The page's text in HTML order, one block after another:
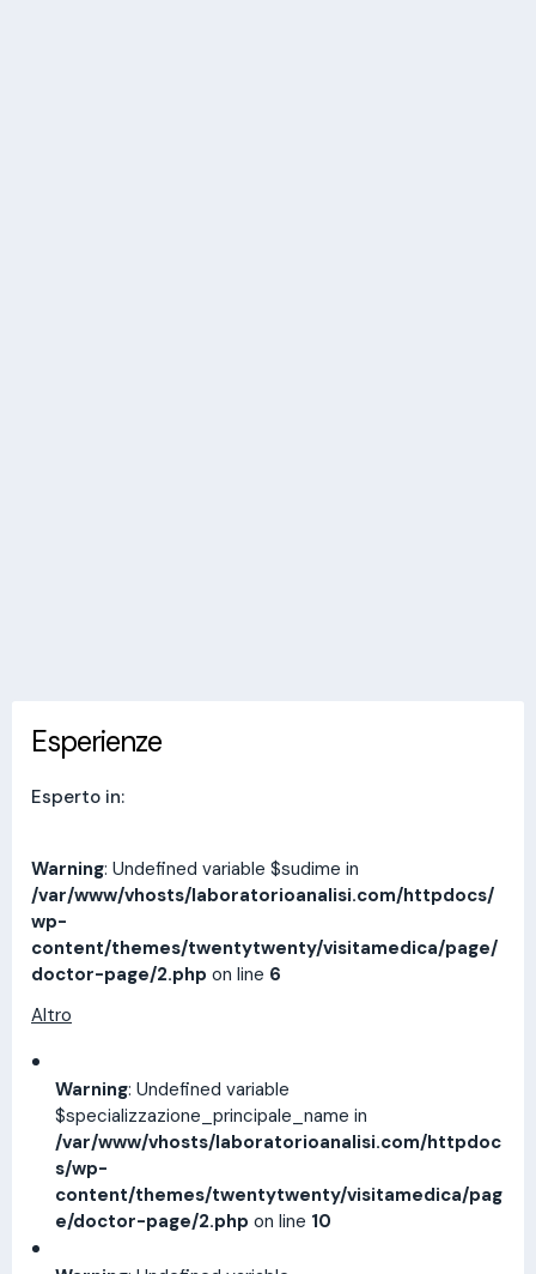
Esperienze
Esperto in:
Warning: Undefined variable $sudime in
/var/www/vhosts/laboratorioanalisi.com/httpdocs/
wp-
content/themes/twentytwenty/visitamedica/page/
doctor-page/2.php on line 6
Altro
Warning: Undefined variable
$specializzazione_principale_name in
/var/www/vhosts/laboratorioanalisi.com/httpdoc
s/wp-
content/themes/twentytwenty/visitamedica/pag
e/doctor-page/2.php on line 10